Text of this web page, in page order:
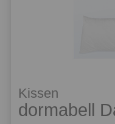
Kissen
dormabell